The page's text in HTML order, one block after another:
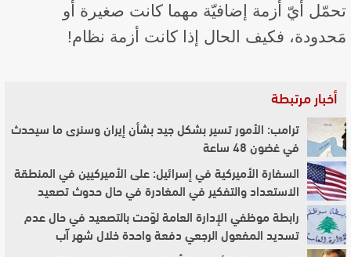
تحمّل أيّ أزمة إضافيّة مهما كانت صغيرة أو
مَحدودة، فكيف الحال إذا كانت أزمة نظام!
أخبار مرتبطة
ترامب: الأمور تسير بشكل جيد بشأن إيران وسنرى ما سيحدث
في غضون 48 ساعة
السفارة الأميركية في إسرائيل: على الأميركيين في المنطقة
الاستعداد والتفكير في المغادرة في حال حدوث تصعيد
رابطة موظفي الإدارة العامة لوّحت بالتصعيد في حال عدم
تسديد المفعول الرجعي دفعة واحدة خلال شهر آب